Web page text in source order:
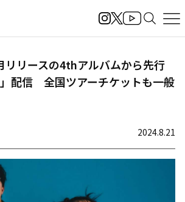
リースの4thアルバムから先行
配信 全国ツアーチケットも一般
2024.8.21